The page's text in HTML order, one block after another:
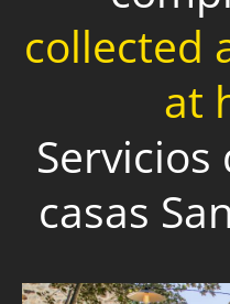
collected
at
Servicios
casas